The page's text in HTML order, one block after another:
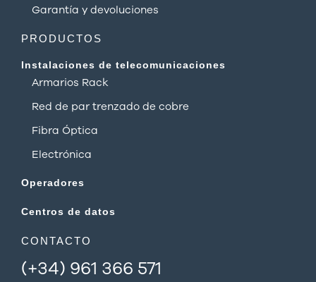
Garantía y devoluciones
PRODUCTOS
Instalaciones de telecomunicaciones
Armarios Rack
Red de par trenzado de cobre
Fibra Óptica
Electrónica
Operadores
Centros de datos
CONTACTO
(+34) 961 366 571